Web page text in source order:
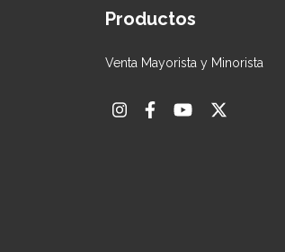
Productos
Venta Mayorista y Minorista